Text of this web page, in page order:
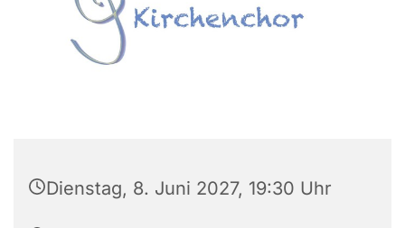
Dienstag, 8. Juni 2027, 19:30 Uhr